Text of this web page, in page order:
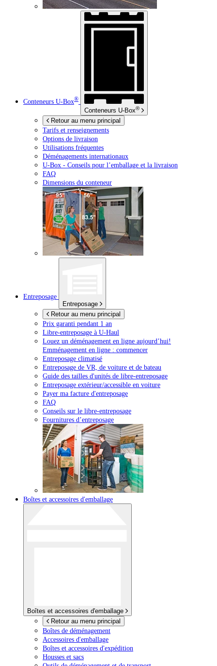
Conteneurs U-Box®
Conteneurs U-Box®
Retour au menu principal
Tarifs et renseignements
Options de livraison
Utilisations fréquentes
Déménagements internationaux
U-Box - Conseils pour l’emballage et la livraison
FAQ
Dimensions du conteneur
Entreposage
Entreposage
Retour au menu principal
Prix garanti pendant 1 an
Libre-entreposage à U-Haul
Louez un déménagement en ligne aujourd’hui!
Emménagement en ligne : commencer
Entreposage climatisé
Entreposage de VR, de voiture et de bateau
Guide des tailles d'unités de libre-entreposage
Entreposage extérieur/accessible en voiture
Payer ma facture d'entreposage
FAQ
Conseils sur le libre-entreposage
Fournitures d’entreposage
Boîtes et accessoires d'emballage
Boîtes et accessoires d'emballage
Retour au menu principal
Boîtes de déménagement
Accessoires d'emballage
Boîtes et accessoires d'expédition
Housses et sacs